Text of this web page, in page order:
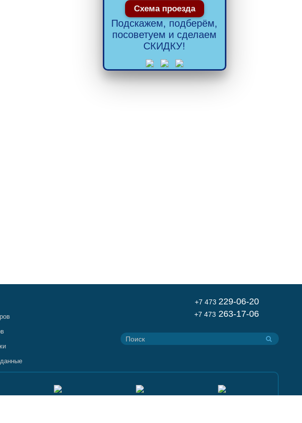
Схема проезда
Подскажем, подберём,
посоветуем и сделаем
СКИДКУ!
+7 473 229-06-20
+7 473 263-17-06